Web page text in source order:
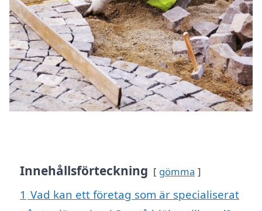
Innehållsförteckning gömma
1 Vad kan ett företag som är specialiserat